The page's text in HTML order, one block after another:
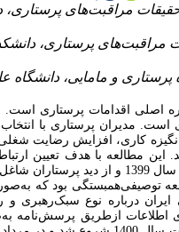
مراقبت‌های
مراقبت‌های پرستاری،
اصلی اقدامات پرستاری است.
است. مدیران پرستاری با
انگیزه کاری، افزایش
این مطالعه با هدف تعیین
انجام شد.
درباره نوع سبک‌رهبری و